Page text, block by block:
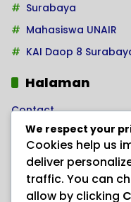
Surabaya
Mahasiswa UNAIR
KAI Daop 8
Halaman
Contact
Home
Kode Etik Jurnalistik
Pedoman Hak Jawab
Pedoman Media Siber
We respect your
Cookies help us
deliver
traffic. You can
allow by clicking